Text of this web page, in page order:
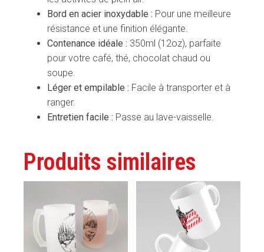
Bord en acier inoxydable : Pour une meilleure
résistance et une finition élégante.
Contenance idéale : 350ml (12oz), parfaite
pour votre café, thé, chocolat chaud ou
soupe.
Léger et empilable : Facile à transporter et à
ranger.
Entretien facile : Passe au lave-vaisselle.
Produits similaires